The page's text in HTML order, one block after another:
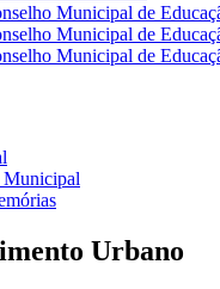
Municipal de
Municipal de
Municipal de
Urbano